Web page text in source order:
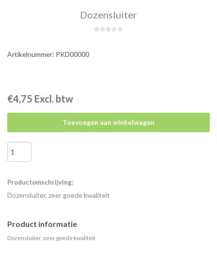
Dozensluiter
Artikelnummer: PKD00000
€4,75 Excl. btw
Toevoegen aan winkelwagen
Productomschrijving:
Dozensluiter, zeer goede kwaliteit
Product informatie
Dozensluiter, zeer goede kwaliteit